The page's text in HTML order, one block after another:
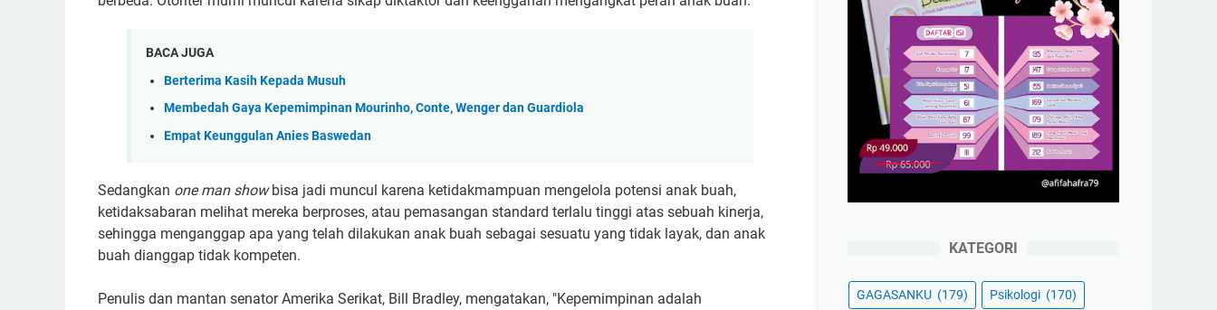
BACA JUGA
Berterima Kasih Kepada Musuh
Membedah Gaya Kepemimpinan Mourinho, Conte, Wenger dan Guardiola
Empat Keunggulan Anies Baswedan
Sedangkan one man showbisa jadi muncul karena ketidakmampuan mengelola potensi anak buah,
ketidaksabaran melihat mereka berproses, atau pemasangan standard terlalu tinggi atas sebuah kinerja,
sehingga menganggap apa yang telah dilakukan anak buah sebagai sesuatu yang tidak layak, dan anak
buah dianggap tidak kompeten.
Penulis dan mantan senator Amerika Serikat, Bill Bradley, mengatakan, "Kepemimpinan adalah
KATEGORI
GAGASANKU (179) Psikologi (170)